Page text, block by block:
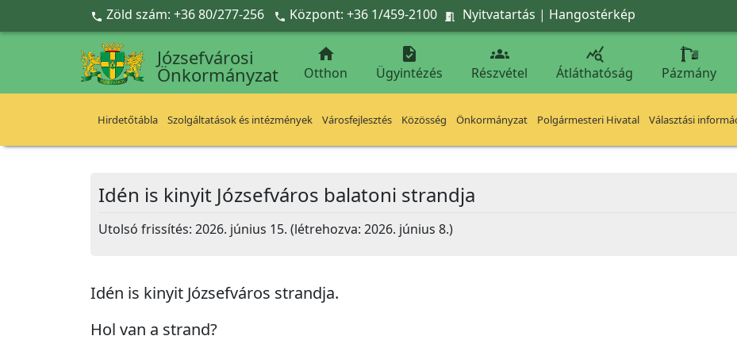
Ugrás a fő tartalomra
 Zöld szám: +36 80/277-256  Központ: +36 1/459-2100  Nyitvatartás | Hangostérkép
Józsefvárosi
Önkormányzat

Otthon

Ügyintézés

Részvétel

Átláthatóság Pázmány
Hirdetőtábla Szolgáltatások és intézmények Városfejlesztés Közösség Önkormányzat Polgármesteri Hivatal Választási
Idén is kinyit Józsefváros balatoni strandja
Utolsó frissítés: 2026. június 15. (létrehozva: 2026. június 8.)
Idén is kinyit Józsefváros strandja.
Hol van a strand?